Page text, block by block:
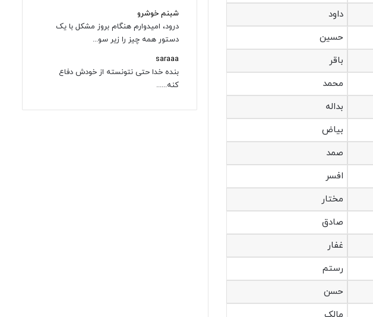
داود
حسین
باقر
محمد
بداله
بیاض
صمد
افسر
مختار
صادق
غفار
رستم
حسن
شبنم خوشرو
درود، امیدوارم هنگام بروز مشکل با یک
دستور همه چیز را زیر سو...
saraaa
بنده خدا حتی نتونسته از خودش دفاع
کنه......